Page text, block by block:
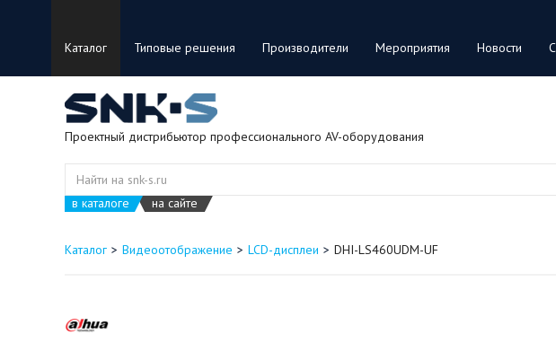
Каталог Типовые решения Производители Мероприятия Новости
Проектный дистрибьютор профессионального AV-оборудования
в каталоге на сайте
Каталог Видеоотображение LCD-дисплеи DHI-LS460UDM-UF